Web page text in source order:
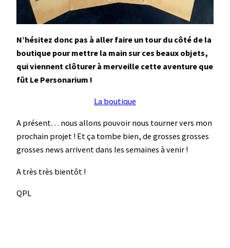
N’hésitez donc pas à aller faire un tour du côté de la
boutique pour mettre la main sur ces beaux objets,
qui viennent clôturer à merveille cette aventure que
fût Le Personarium !
La boutique
A présent… nous allons pouvoir nous tourner vers mon
prochain projet ! Et ça tombe bien, de grosses grosses
grosses news arrivent dans les semaines à venir !
A très très bientôt !
QPL